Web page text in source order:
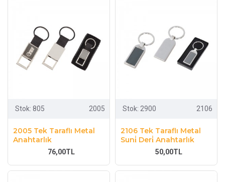
Stok: 805 2005
2005 Tek Taraflı Metal
Anahtarlık
76,00TL
Stok: 2900 2106
2106 Tek Taraflı Metal
Suni̇ Deri̇ Anahtarlık
50,00TL